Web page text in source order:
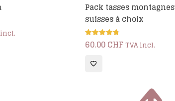
Pack tasses montagnes
suisses à choix
Note
4.75
60.00CHFTVA incl.